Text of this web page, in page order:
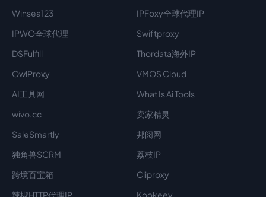
Winsea123
IPFoxy全球代理IP
IPWO全球代理
Swiftproxy
DSFulfill
Thordata海外IP
OwlProxy
VMOS Cloud
AI工具网
What Is Ai Tools
wivo.cc
卖家精灵
SaleSmartly
邦阅网
独角兽SCRM
荔枝IP
跨境百宝箱
Cliproxy
辣椒HTTP代理IP
Kookeey